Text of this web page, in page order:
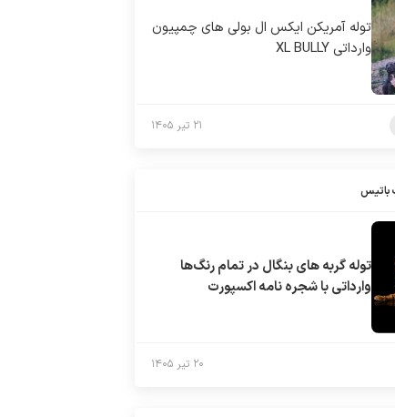
توله آمریکن ایکس ال بولی های چمپیون
وارداتی XL BULLY
۲۱ تیر ۱۴۰۵
باتیس
توله گربه های بنگال در تمام رنگ‌ها
وارداتی با شجره نامه اکسپورت
۲۰ تیر ۱۴۰۵